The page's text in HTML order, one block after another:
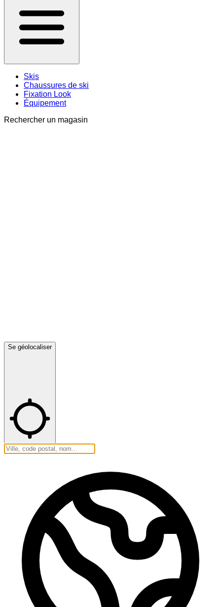
Skis
Chaussures de ski
Fixation Look
Équipement
Rechercher un magasin
Se géolocaliser